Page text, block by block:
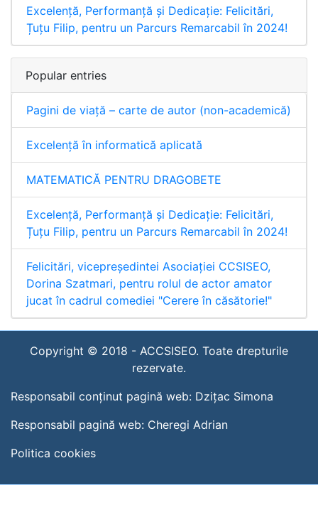
Excelență, Performanță și Dedicație: Felicitări,
Țuțu Filip, pentru un Parcurs Remarcabil în 2024!
Popular entries
Pagini de viață – carte de autor (non-academică)
Excelență în informatică aplicată
MATEMATICĂ PENTRU DRAGOBETE
Excelență, Performanță și Dedicație: Felicitări,
Țuțu Filip, pentru un Parcurs Remarcabil în 2024!
Felicitări, vicepreședintei Asociației CCSISEO,
Dorina Szatmari, pentru rolul de actor amator
jucat în cadrul comediei "Cerere în căsătorie!"
Copyright © 2018 - ACCSISEO. Toate drepturile
rezervate.
Responsabil conținut pagină web: Dzițac Simona
Responsabil pagină web: Cheregi Adrian
Politica cookies